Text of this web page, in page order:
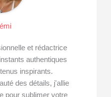
et rédactrice
authentiques
inspirants.
des détails, j'allie
pour sublimer votre